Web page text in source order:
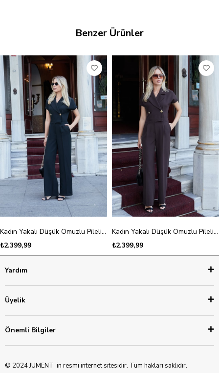
Benzer Ürünler
Kadın Yakalı Düşük Omuzlu Pileli Yan Cepli Bol Paça Tulum-Siyah
₺2.399,99
Kadın Yakalı Düşük Omuzlu Pileli Yan Cepli Bol Paça Tulum-Kahve
₺2.399,99
Yardım
Üyelik
Önemli Bilgiler
© 2024 JUMENT ’in resmi internet sitesidir. Tüm hakları saklıdır.